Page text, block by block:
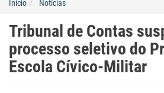
Início Notícias
Tribunal de Contas
processo seletivo do
Escola Cívico-Militar